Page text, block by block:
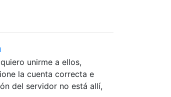
unirme a ellos,
la cuenta correcta e
del servidor no está allí,